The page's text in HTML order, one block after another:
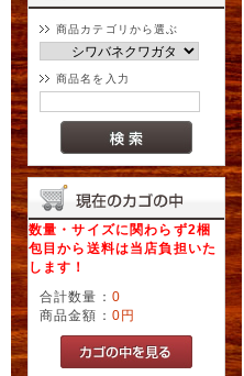
商品カテゴリから選ぶ
商品名を入力
数量・サイズに関わらず2梱
包目から送料は当店負担いた
します！
合計数量： 0
商品金額： 0円